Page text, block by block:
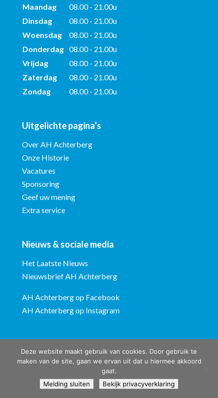
Maandag
08.00 - 21.00u
Dinsdag
08.00 - 21.00u
Woensdag
08.00 - 21.00u
Donderdag 08.00 - 21.00u
Vrijdag
08.00 - 21.00u
Zaterdag
08.00 - 21.00u
Zondag
08.00 - 21.00u
Uitgelichte pagina’s
Over AH Achterberg
Onze Historie
Vacatures
Sponsoring
Geef uw mening
Extra service
Nieuws & sociale media
Het Laatste Nieuws
Nieuwsbrief AH Achterberg
AH Achterberg op Facebook
AH Achterberg op Instagram
Albert Heijn Achterberg © ontwerp en bouw website:
Steenbergen
Deze website maakt gebruik van cookies. Door gebruik te
maken van de site, gaan we ervan uit dat u hiermee akkoord
gaat.
Melding sluiten
Bekijk privacyverklaring